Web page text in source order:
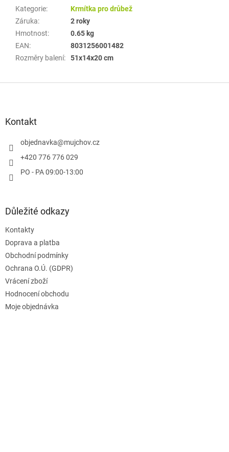
Kategorie:
Krmítka pro drůbež
Záruka:
2 roky
Hmotnost:
0.65 kg
EAN:
8031256001482
Rozměry balení: 51x14x20 cm
Kontakt
objednavka@mujchov.cz
+420 776 776 029
PO - PA 09:00-13:00
Důležité odkazy
Kontakty
Doprava a platba
Obchodní podmínky
Ochrana O.Ú. (GDPR)
Vrácení zboží
Hodnocení obchodu
Moje objednávka